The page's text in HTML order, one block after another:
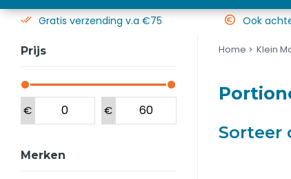
Gratis verzending v.a €75 Ook
Prijs
€ €
Merken
Home Klein
Sorteer